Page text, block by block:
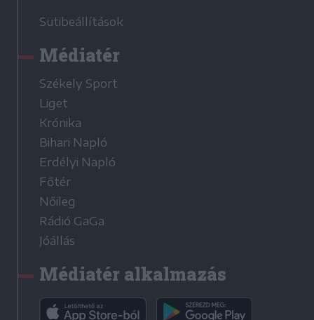
Sütibeállítások
Médiatér
Székely Sport
Liget
Krónika
Bihari Napló
Erdélyi Napló
Főtér
Nőileg
Rádió GaGa
Jóállás
Médiatér alkalmazás